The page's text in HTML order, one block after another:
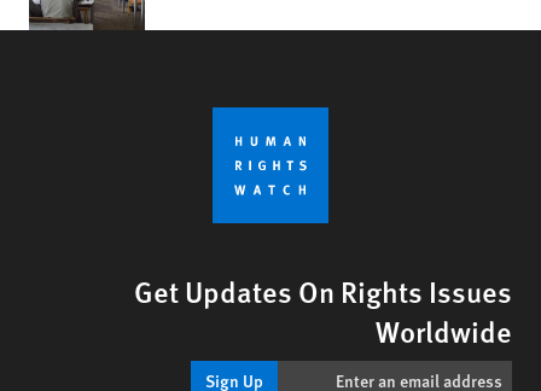
Get Updates On Rights Issues
Worldwide
Sign Up